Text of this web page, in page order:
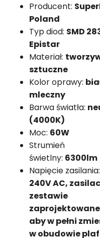
Producent:
Poland
Typ diod: SMD
Epistar
Materiał:
sztuczne
Kolor oprawy:
mleczny
Barwa światła:
(4000K)
Moc: 60W
Strumień
świetlny: 6300lm
Napięcie zasilania:
240V AC,
zestawie
aby w pełni
w obudowie